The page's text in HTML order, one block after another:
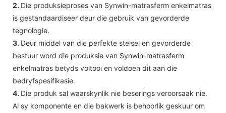
2. Die produksieproses van Synwin-matrasferm enkelmatras
is gestandaardiseer deur die gebruik van gevorderde
tegnologie.
3. Deur middel van die perfekte stelsel en gevorderde
bestuur word die produksie van Synwin-matrasferm
enkelmatras betyds voltooi en voldoen dit aan die
bedryfspesifikasie.
4. Die produk sal waarskynlik nie beserings veroorsaak nie.
Al sy komponente en die bakwerk is behoorlik geskuur om